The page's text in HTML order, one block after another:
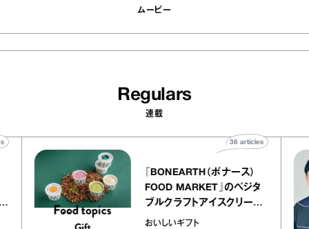
ムービー
Regulars
連載
アトリエ
レープ キャ
『BONEARTH（ボナース）
FOOD MARKET』のベジタ
ブルクラフトアイスクリーム
｜真野知子の「おいしいギ
おいしいギフト